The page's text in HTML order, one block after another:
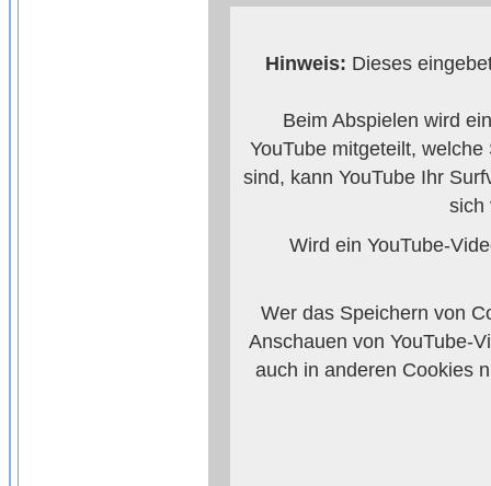
Hinweis: Dieses
Beim Abspielen wird
YouTube mitgeteilt,
sind, kann YouTube Ihr
sich
Wird ein YouTube-
Wer das Speichern von
Anschauen von YouTube-
auch in anderen Cookies